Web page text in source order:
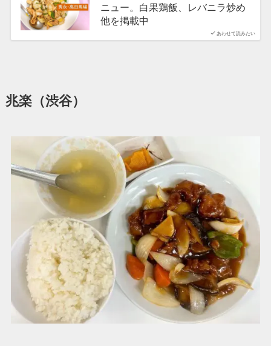
あわせて読みたい
ニュー。白果鶏飯、レバニラ炒め
他を掲載中
兆楽（渋谷）